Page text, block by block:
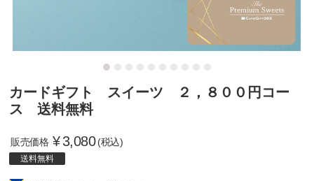
カードギフト スイーツ ２，８００円コー
ス 送料無料
販売価格 ¥3,080 (税込)
送料無料